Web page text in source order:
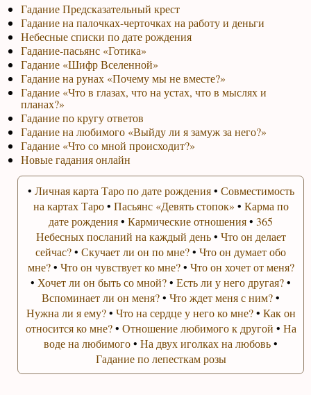
Гадание Предсказательный крест
Гадание на палочках-черточках на работу и деньги
Небесные списки по дате рождения
Гадание-пасьянс «Готика»
Гадание «Шифр Вселенной»
Гадание на рунах «Почему мы не вместе?»
Гадание «Что в глазах, что на устах, что в мыслях и
планах?»
Гадание по кругу ответов
Гадание на любимого «Выйду ли я замуж за него?»
Гадание «Что со мной происходит?»
Новые гадания онлайн
• Личная карта Таро по дате рождения• Совместимость
на картах Таро• Пасьянс «Девять стопок» • Карма по
дате рождения•Кармические отношения•365
Небесных посланий на каждый день• Что он делает
сейчас?•Скучает ли он по мне?•Что он думает обо
мне?• Что он чувствует ко мне?• Что он хочет от меня?
• Хочет ли он быть со мной?•Есть ли у него другая?•
Вспоминает ли он меня?•Что ждет меня с ним?•
Нужна ли я ему?• Что на сердце у него ко мне?• Как он
относится ко мне?• Отношение любимого к другой • На
воде на любимого•На двух иголках на любовь•
Гадание по лепесткам розы